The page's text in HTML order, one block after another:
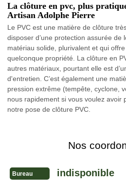
La clôture en pvc, plus
Artisan Adolphe Pierre
Le PVC est une matière de clôture
disposer d’une protection assurée de
matériau solide, plurivalent et qui
quelconque propriété. La clôture en
autres matériaux, pourtant elle est
d'entretien. C’est également une
pression extrême (tempête, cyclone,
nous rapidement si vous voulez avoir
notre pose de clôture PVC.
Nos
Bureau indisponible